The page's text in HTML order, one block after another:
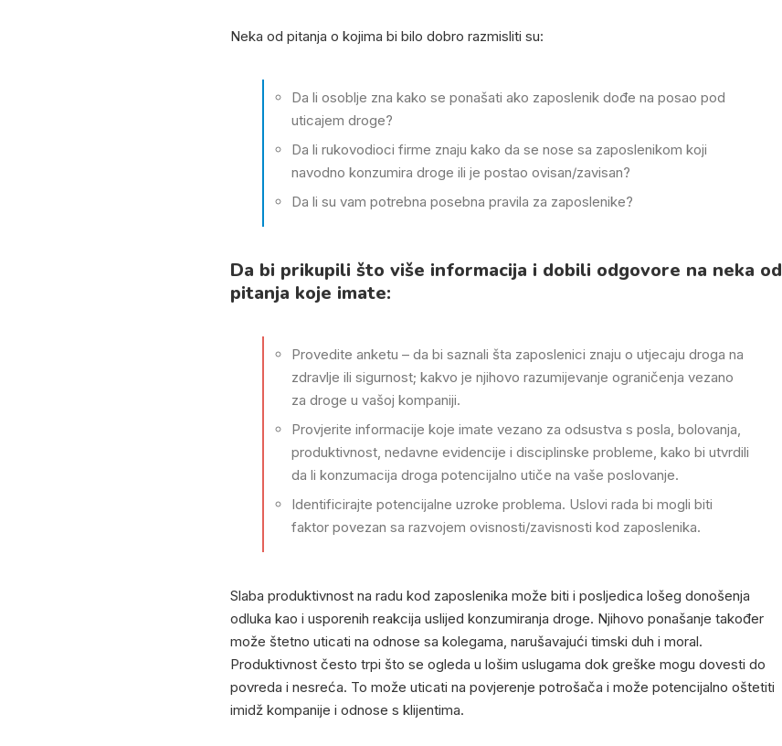
Neka od pitanja o kojima bi bilo dobro razmisliti su:
Da li osoblje zna kako se ponašati ako zaposlenik dođe na posao pod
uticajem droge?
Da li rukovodioci firme znaju kako da se nose sa zaposlenikom koji
navodno konzumira droge ili je postao ovisan/zavisan?
Da li su vam potrebna posebna pravila za zaposlenike?
Da bi prikupili što više informacija i dobili odgovore na neka od
pitanja koje imate:
Provedite anketu – da bi saznali šta zaposlenici znaju o utjecaju droga na
zdravlje ili sigurnost; kakvo je njihovo razumijevanje ograničenja vezano
za droge u vašoj kompaniji.
Provjerite informacije koje imate vezano za odsustva s posla, bolovanja,
produktivnost, nedavne evidencije i disciplinske probleme, kako bi utvrdili
da li konzumacija droga potencijalno utiče na vaše poslovanje.
Identificirajte potencijalne uzroke problema. Uslovi rada bi mogli biti
faktor povezan sa razvojem ovisnosti/zavisnosti kod zaposlenika.
Slaba produktivnost na radu kod zaposlenika može biti i posljedica lošeg donošenja
odluka kao i usporenih reakcija uslijed konzumiranja droge. Njihovo ponašanje također
može štetno uticati na odnose sa kolegama, narušavajući timski duh i moral.
Produktivnost često trpi što se ogleda u lošim uslugama dok greške mogu dovesti do
povreda i nesreća. To može uticati na povjerenje potrošača i može potencijalno oštetiti
imidž kompanije i odnose s klijentima.